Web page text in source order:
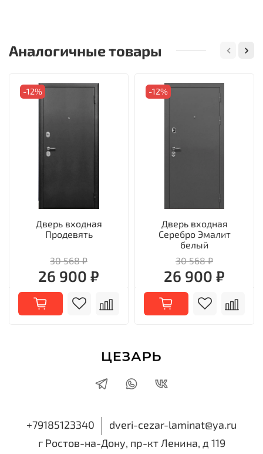
Аналогичные товары
-12%
Дверь входная
Продевять
30 568 ₽
26 900 ₽
-12%
Дверь входная
Серебро Эмалит
белый
30 568 ₽
26 900 ₽
+79185123340
dveri-cezar-laminat@ya.ru
г Ростов-на-Дону, пр-кт Ленина, д 119